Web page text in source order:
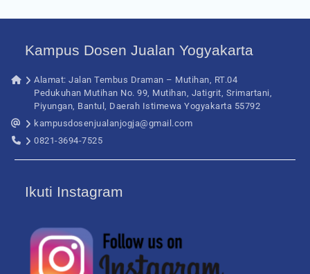
Kampus Dosen Jualan Yogyakarta
Alamat: Jalan Tembus Draman – Mutihan, RT.04
Pedukuhan Mutihan No. 99, Mutihan, Jatigrit, Srimartani,
Piyungan, Bantul, Daerah Istimewa Yogyakarta 55792
kampusdosenjualanjogja@gmail.com
0821-3694-7525
Ikuti Instagram